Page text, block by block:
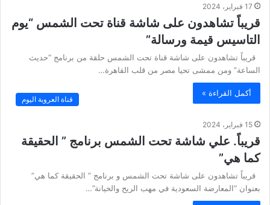
17 فبراير، 2024
قريباً تشاهدون على شاشة قناة تحت الشمس “يوم
التاسيس قيمة ورسالة”
قريباً تشاهدون على شاشة قناة تحت الشمس حلقة من برنامج “حديث
الساعة” ومن ممشى تحيا مصر من قلب القاهرة…
أكمل القراءة »
قناة العروبة اليوم
15 فبراير، 2024
قريباً. علي شاشة تحت الشمس برنامج ” الحقيقة
كما هي”
قريباً تشاهدون على شاشة تحت الشمس و برنامج ” الحقيقة كما هي”
بعنوان “المعارضة السعودية في مهب الريح والخيانة”…